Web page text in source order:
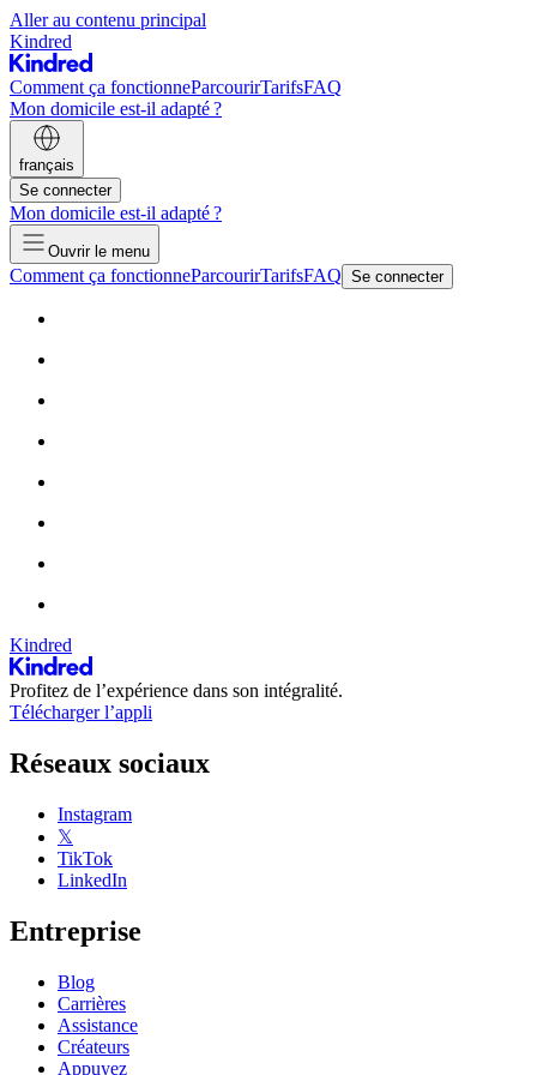
Aller au contenu principal
Kindred
Comment ça fonctionneParcourirTarifsFAQ
Mon domicile est-il adapté ?
français
Se connecter
Mon domicile est-il adapté ?
Ouvrir le menu
Comment ça fonctionneParcourirTarifsFAQ Se connecter
Kindred
Profitez de l’expérience dans son intégralité.
Télécharger l’appli
Réseaux sociaux
Instagram
𝕏
TikTok
LinkedIn
Entreprise
Blog
Carrières
Assistance
Créateurs
Appuyez